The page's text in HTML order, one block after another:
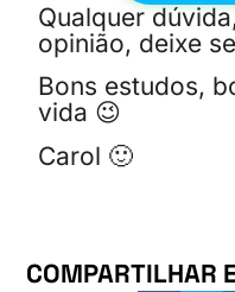
Qualquer
opinião, deixe
Bons estudos,
vida 😉
Carol 🙂
COMPARTILHAR